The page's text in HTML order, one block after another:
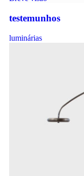
testemunhos
luminárias